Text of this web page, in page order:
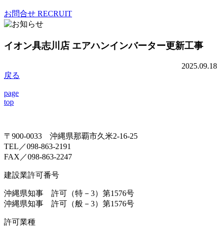
お問合せ RECRUIT
イオン具志川店 エアハンインバーター更新工事
2025.09.18
戻る
page
top
〒900-0033 沖縄県那覇市久米2-16-25
TEL／098-863-2191
FAX／098-863-2247
建設業許可番号
沖縄県知事 許可（特－3）第1576号
沖縄県知事 許可（般－3）第1576号
許可業種